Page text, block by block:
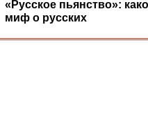
«Русское пьянство»:
миф о русских